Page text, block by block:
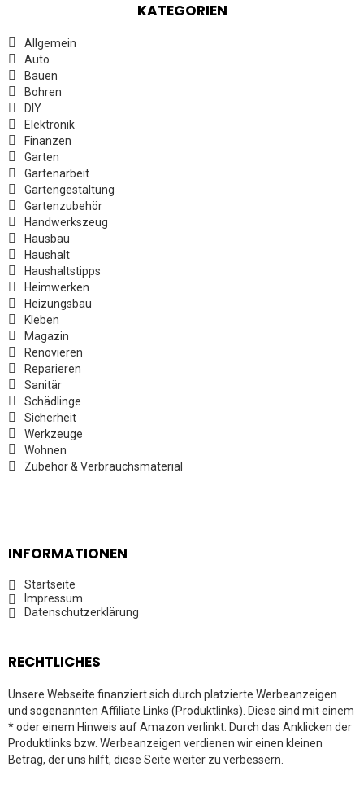
KATEGORIEN
Allgemein
Auto
Bauen
Bohren
DIY
Elektronik
Finanzen
Garten
Gartenarbeit
Gartengestaltung
Gartenzubehör
Handwerkszeug
Hausbau
Haushalt
Haushaltstipps
Heimwerken
Heizungsbau
Kleben
Magazin
Renovieren
Reparieren
Sanitär
Schädlinge
Sicherheit
Werkzeuge
Wohnen
Zubehör & Verbrauchsmaterial
INFORMATIONEN
Startseite
Impressum
Datenschutzerklärung
RECHTLICHES
Unsere Webseite finanziert sich durch platzierte Werbeanzeigen
und sogenannten Affiliate Links (Produktlinks). Diese sind mit einem
* oder einem Hinweis auf Amazon verlinkt. Durch das Anklicken der
Produktlinks bzw. Werbeanzeigen verdienen wir einen kleinen
Betrag, der uns hilft, diese Seite weiter zu verbessern.